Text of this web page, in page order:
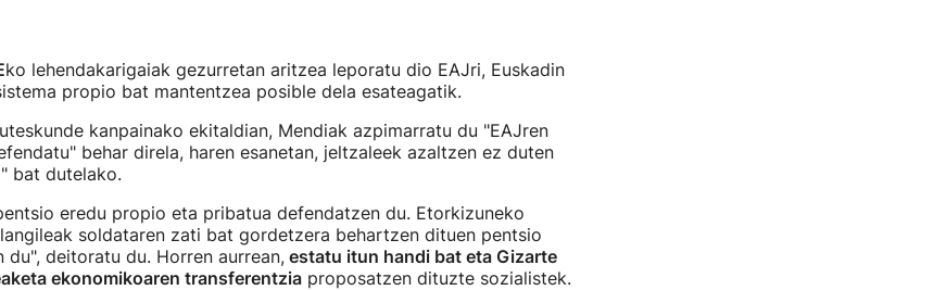
ko lehendakarigaiak gezurretan aritzea leporatu dio EAJri, Euskadin
propio bat mantentzea posible dela esateagatik.
kanpainako ekitaldian, Mendiak azpimarratu du "EAJren
behar direla, haren esanetan, jeltzaleek azaltzen ez duten
bat dutelako.
eredu propio eta pribatua defendatzen du. Etorkizuneko
soldataren zati bat gordetzera behartzen dituen pentsio
du", deitoratu du. Horren aurrean,estatu itun handi bat eta Gizarte
ekonomikoaren transferentziaproposatzen dituzte sozialistek.